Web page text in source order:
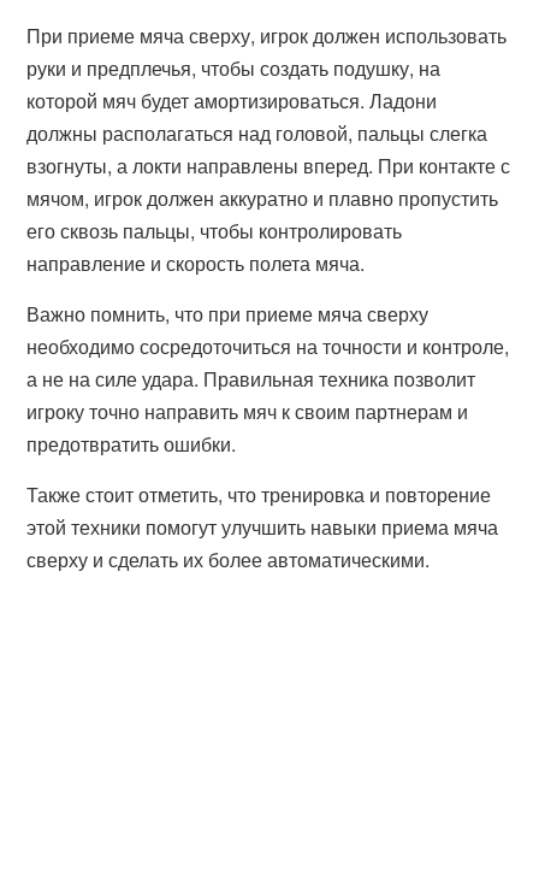
При приеме мяча сверху, игрок должен использовать
руки и предплечья, чтобы создать подушку, на
которой мяч будет амортизироваться. Ладони
должны располагаться над головой, пальцы слегка
взогнуты, а локти направлены вперед. При контакте с
мячом, игрок должен аккуратно и плавно пропустить
его сквозь пальцы, чтобы контролировать
направление и скорость полета мяча.
Важно помнить, что при приеме мяча сверху
необходимо сосредоточиться на точности и контроле,
а не на силе удара. Правильная техника позволит
игроку точно направить мяч к своим партнерам и
предотвратить ошибки.
Также стоит отметить, что тренировка и повторение
этой техники помогут улучшить навыки приема мяча
сверху и сделать их более автоматическими.